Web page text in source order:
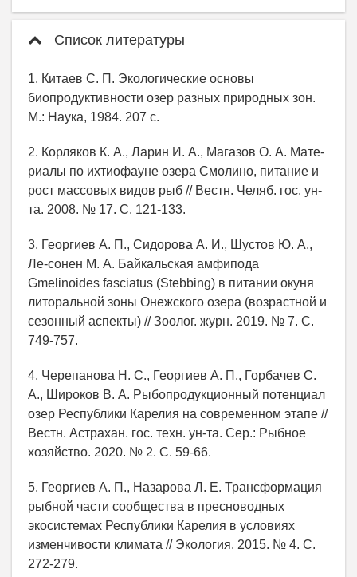
Список литературы
1. Китаев С. П. Экологические основы
биопродуктивности озер разных природных зон.
М.: Наука, 1984. 207 с.
2. Корляков К. А., Ларин И. А., Магазов О. А. Мате-
риалы по ихтиофауне озера Смолино, питание и
рост массовых видов рыб // Вестн. Челяб. гос. ун-
та. 2008. № 17. С. 121-133.
3. Георгиев А. П., Сидорова А. И., Шустов Ю. А.,
Ле-сонен М. А. Байкальская амфипода
Gmelinoides fasciatus (Stebbing) в питании окуня
литоральной зоны Онежского озера (возрастной и
сезонный аспекты) // Зоолог. журн. 2019. № 7. С.
749-757.
4. Черепанова Н. С., Георгиев А. П., Горбачев С.
А., Широков В. А. Рыбопродукционный потенциал
озер Республики Карелия на современном этапе //
Вестн. Астрахан. гос. техн. ун-та. Сер.: Рыбное
хозяйство. 2020. № 2. С. 59-66.
5. Георгиев А. П., Назарова Л. Е. Трансформация
рыбной части сообщества в пресноводных
экосистемах Республики Карелия в условиях
изменчивости климата // Экология. 2015. № 4. С.
272-279.